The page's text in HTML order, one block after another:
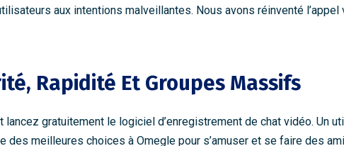
aux intentions malveillantes. Nous avons réinventé
Rapidité Et Groupes Massifs
lancez gratuitement le logiciel d’enregistrement de chat vidéo. Un
des meilleures choices à Omegle pour s’amuser et se faire des